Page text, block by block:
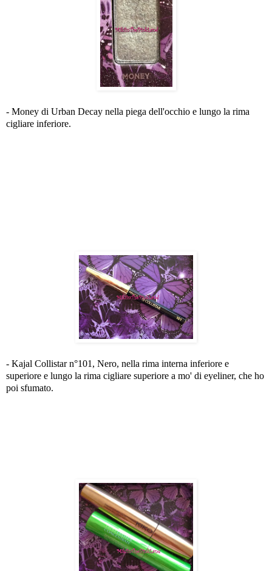
- Money di Urban Decay nella piega dell'occhio e lungo la rima
cigliare inferiore.
- Kajal Collistar n°101, Nero, nella rima interna inferiore e
superiore e lungo la rima cigliare superiore a mo' di eyeliner, che ho
poi sfumato.